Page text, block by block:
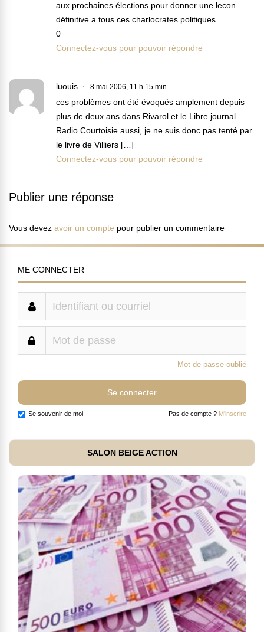
aux prochaines élections pour donner une lecon
définitive a tous ces charlocrates politiques
0
Connectez-vous pour pouvoir répondre
luouis 8 mai 2006, 11 h 15 min
ces problèmes ont été évoqués amplement depuis
plus de deux ans dans Rivarol et le Libre journal
Radio Courtoisie aussi, je ne suis donc pas tenté par
le livre de Villiers […]
Connectez-vous pour pouvoir répondre
Publier une réponse
Vous devez avoir un compte pour publier un commentaire
ME CONNECTER
Mot de passe oublié
Se souvenir de moi Pas de compte ? M'inscrire
SALON BEIGE ACTION